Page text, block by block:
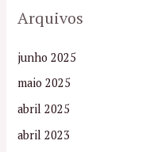
Arquivos
junho 2025
maio 2025
abril 2025
abril 2023